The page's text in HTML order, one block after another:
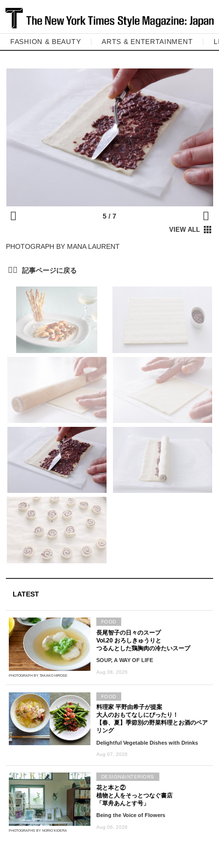
FASHION & BEAUTY ARTS & ENTERTAINMENT
PHOTOGRAPH BY MANA LAURENT
LATEST
PHOTOGRAPH BY TAKAKO HIROSE
長尾智子の日々のスープ
Vol.20 おろしきゅうりと
つるんとした鶏胸肉の冷たいスープ
SOUP, A WAY OF LIFE
Aug 08, 2026
FOOD
料理家 平野由希子が提案
大人のおもてなしにぴったり！
【春、夏】季節別の野菜料理とお酒のペア
リング
Delightful Vegetable Dishes with Drinks
Aug 07, 2026
FOOD
PHOTOGRAPHS BY NORIO KIDERA
花と本と②
植物と人をそっとつなぐ書店
「草舟あんとす号」
Being the Voice of Flowers
Aug 06, 2026
DESIGN&INTERIORS